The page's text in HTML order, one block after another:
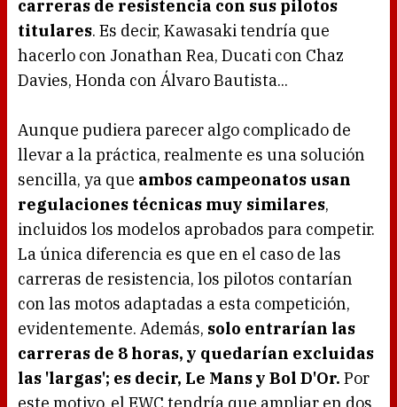
carreras de resistencia con sus pilotos
titulares. Es decir, Kawasaki tendría que
hacerlo con Jonathan Rea, Ducati con Chaz
Davies, Honda con Álvaro Bautista...
Aunque pudiera parecer algo complicado de
llevar a la práctica, realmente es una solución
sencilla, ya que ambos campeonatos usan
regulaciones técnicas muy similares,
incluidos los modelos aprobados para competir.
La única diferencia es que en el caso de las
carreras de resistencia, los pilotos contarían
con las motos adaptadas a esta competición,
evidentemente. Además, solo entrarían las
carreras de 8 horas, y quedarían excluidas
las 'largas'; es decir, Le Mans y Bol D'Or. Por